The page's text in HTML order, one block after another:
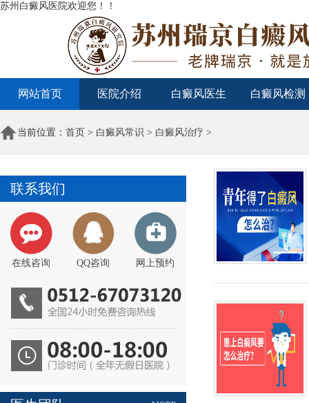
苏州白癜风医院欢迎您！！
网站首页 医院介绍 白癜风医生 白癜风检测
当前位置： 首页 > 白癜风常识 > 白癜风治疗 >
联系我们
在线咨询 QQ咨询 网上预约